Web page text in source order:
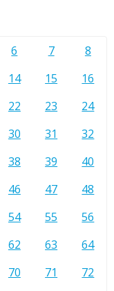
6 7
8
14 15
16
22 23
24
30 31
32
38 39
40
46 47
48
54 55
56
62 63
64
70 71
72